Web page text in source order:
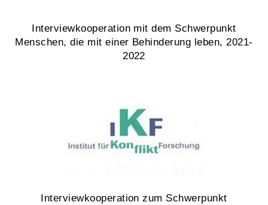
Interviewkooperation mit dem Schwerpunkt
Menschen, die mit einer Behinderung leben, 2021-
2022
Interviewkooperation zum Schwerpunkt